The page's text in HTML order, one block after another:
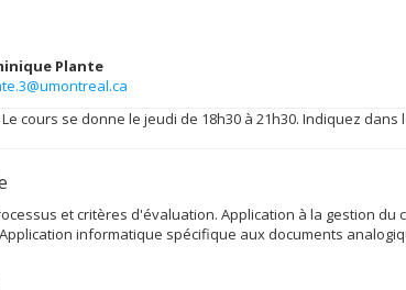
Plante
cours se donne le jeudi de 18h30 à 21h30. Indiquez dans
et critères d'évaluation. Application à la gestion
informatique spécifique aux documents